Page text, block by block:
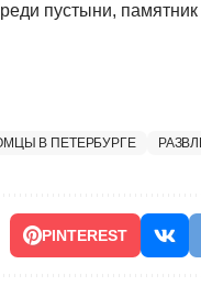
пустыни,
В ПЕТЕРБУРГЕ
PINTEREST